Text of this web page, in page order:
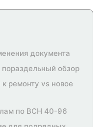
документа
обзор
ремонту vs новое
по ВСН 40-96